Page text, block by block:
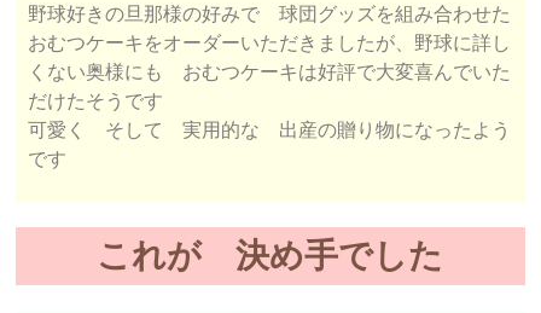
野球好きの旦那様の好みで 球団グッズを組み合わせた
おむつケーキをオーダーいただきましたが、野球に詳し
くない奥様にも おむつケーキは好評で大変喜んでいた
だけたそうです
可愛く そして 実用的な 出産の贈り物になったよう
です
これが 決め手でした